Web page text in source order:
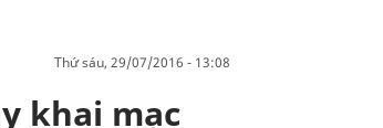
thứ sáu, 29/07/2016 - 13:08
khai mạc